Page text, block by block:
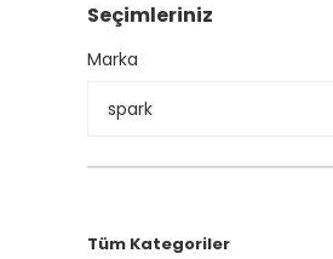
Seçimleriniz
Marka
spark
Tüm Kategoriler